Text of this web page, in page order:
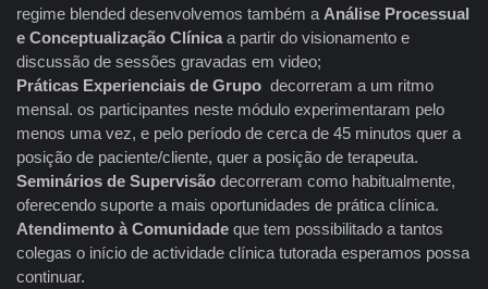
regime blended desenvolvemos também a Análise Processual
e Conceptualização Clínica a partir do visionamento e
discussão de sessões gravadas em video;
Práticas Experienciais de Grupo decorreram a um ritmo
mensal. os participantes neste módulo experimentaram pelo
menos uma vez, e pelo período de cerca de 45 minutos quer a
posição de paciente/cliente, quer a posição de terapeuta.
Seminários de Supervisão decorreram como habitualmente,
oferecendo suporte a mais oportunidades de prática clínica.
Atendimento à Comunidade que tem possibilitado a tantos
colegas o início de actividade clínica tutorada esperamos possa
continuar.